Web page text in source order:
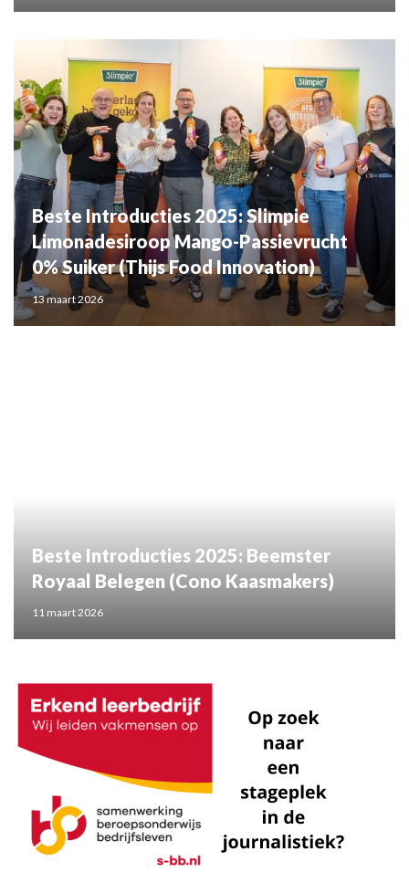
Beste Introducties 2025: Slimpie
Limonadesiroop Mango-Passievrucht
0% Suiker (Thijs Food Innovation)
13 maart 2026
Beste Introducties 2025: Beemster
Royaal Belegen (Cono Kaasmakers)
11 maart 2026